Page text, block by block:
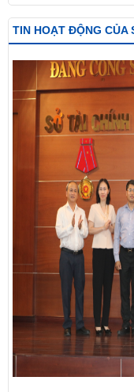
TIN HOẠT ĐỘNG CỦA